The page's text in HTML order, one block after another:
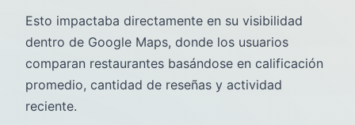
Esto impactaba directamente en su visibilidad
dentro de Google Maps, donde los usuarios
comparan restaurantes basándose en calificación
promedio, cantidad de reseñas y actividad
reciente.